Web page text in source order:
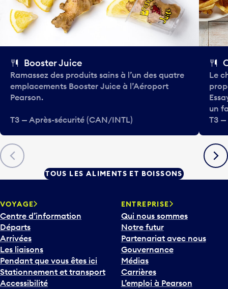
Précédent
Booster Juice
Ramassez des produits sains à l’un des quatre
emplacements Booster Juice à l’Aéroport
Pearson.
T3 — Après-sécurité (CAN/INTL)
Le
un
T3
TOUS LES ALIMENTS ET BOISSONS
VOYAGE
Centre d’information
Départs
Arrivées
Les liaisons
Pendant que vous êtes ici
Stationnement et transport
Accessibilité
ENTREPRISE
Qui nous sommes
Notre futur
Partenariat avec nous
Gouvernance
Médias
Carrières
L’emploi à Pearson